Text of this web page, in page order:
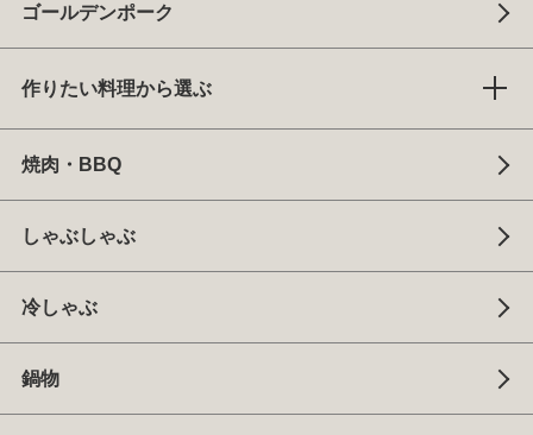
ゴールデンポーク
作りたい料理から選ぶ
焼肉・BBQ
しゃぶしゃぶ
冷しゃぶ
鍋物